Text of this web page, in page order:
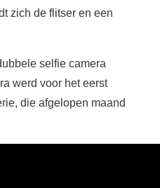
zich de flitser en een
selfie camera
werd voor het eerst
die afgelopen maand